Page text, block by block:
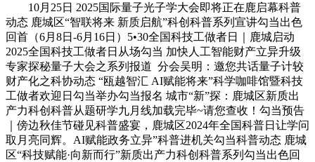
10月25日 2025国际量子光子学大会即将正在鹿启幕科普
动态 鹿城区“智联将来 新质启航”科创科普系列宣讲勾当出色
回首（6月8日-6月16日）5•30全国科技工做者日｜鹿城启动
2025全国科技工做者日从场勾当 加快人工智能财产立异升级
专家探秘量子大会之系列报道 分会吴明：邀您共话量子计较
财产化之科协动态 “瓯越智汇 AI赋能将来”科学咖啡馆暨科技
工做者欢迎日勾当举办勾当报名 城市“新”探：鹿城区新质出
产力科创科普从题研学九月线加载完毕~请您查收！勾当预告
｜傍边秋佳节碰见科普盛宴，鹿城区2024年全国科普日让学问
取月亮同辉。AI赋能政务立异”科普进机关勾当科普动态 鹿城
区“科技赋能·向新而行”新质出产力科创科普系列勾当出色回